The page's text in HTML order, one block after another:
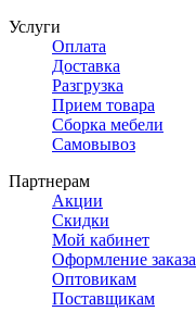
Услуги
Оплата
Доставка
Разгрузка
Прием товара
Сборка мебели
Самовывоз
Партнерам
Акции
Скидки
Мой кабинет
Оформление заказа
Оптовикам
Поставщикам